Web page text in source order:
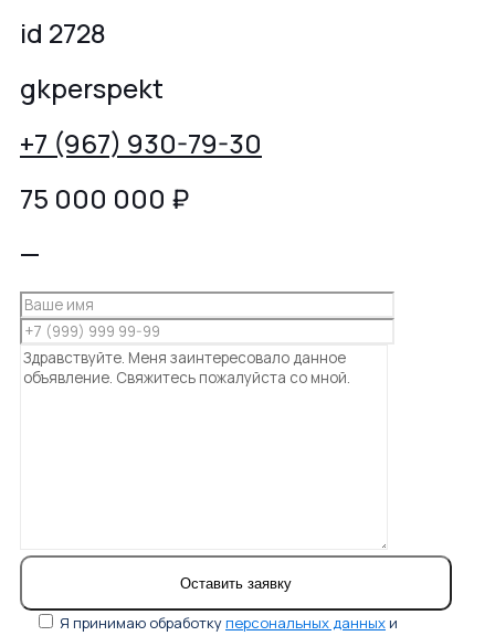
id 2728
gkperspekt
+7 (967) 930-79-30
75 000 000 ₽
—
Я принимаю обработкуперсональных данных и